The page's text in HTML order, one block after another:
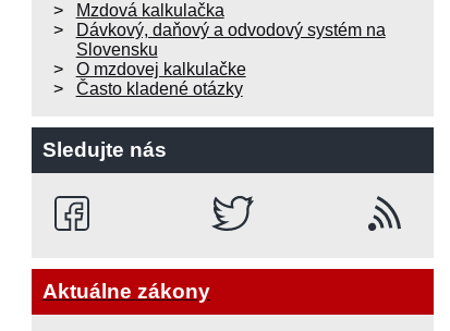
Mzdová kalkulačka
Dávkový, daňový a odvodový systém na
Slovensku
O mzdovej kalkulačke
Často kladené otázky
Sledujte nás
Aktuálne zákony